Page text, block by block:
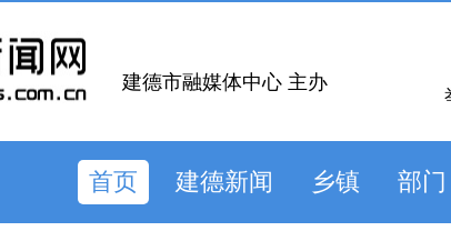
建德市融媒体中心 主办
首页 建德新闻 乡镇 部门